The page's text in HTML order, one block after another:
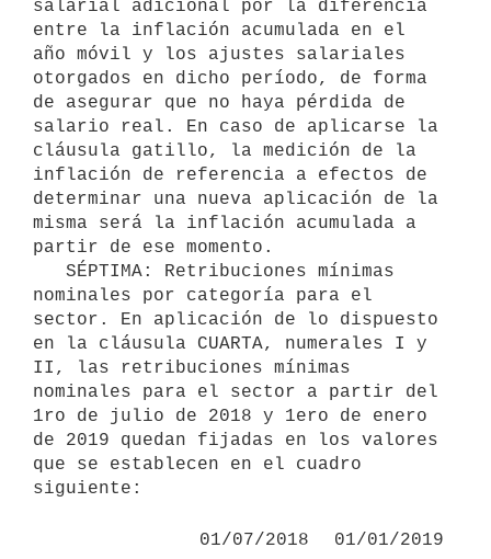
salarial adicional por la diferencia
entre la inflación acumulada en el
año móvil y los ajustes salariales
otorgados en dicho período, de forma
de asegurar que no haya pérdida de
salario real. En caso de aplicarse la
cláusula gatillo, la medición de la
inflación de referencia a efectos de
determinar una nueva aplicación de la
misma será la inflación acumulada a
partir de ese momento.
nominales por categoría para el
sector. En aplicación de lo dispuesto
en la cláusula CUARTA, numerales I y
II, las retribuciones mínimas
nominales para el sector a partir del
1ro de julio de 2018 y 1ero de enero
de 2019 quedan fijadas en los valores
que se establecen en el cuadro
siguiente:
01/07/2018
01/01/2019